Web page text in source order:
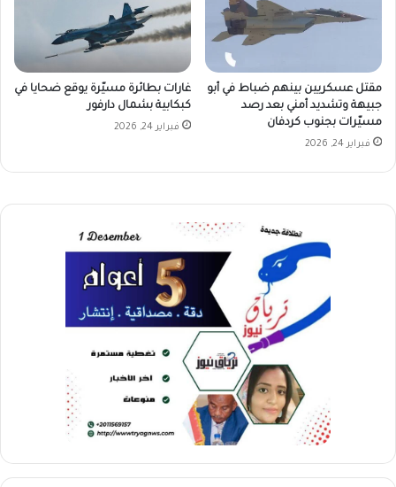
مقتل عسكريين بينهم ضباط في أبو
جبيهة وتشديد أمني بعد رصد
مسيّرات بجنوب كردفان
فبراير 24, 2026
غارات بطائرة مسيّرة يوقع ضحايا في
كبكابية بشمال دارفور
فبراير 24, 2026